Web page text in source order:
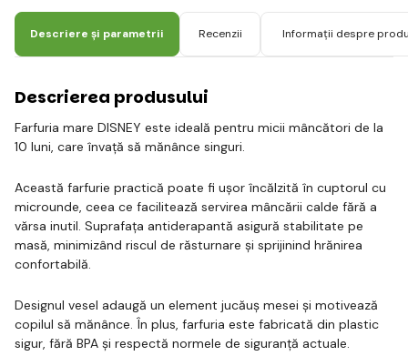
Descriere și parametrii Recenzii Informații despre
Descrierea produsului
Farfuria mare DISNEY este ideală pentru micii mâncători de la
10 luni, care învață să mănânce singuri.
Această farfurie practică poate fi ușor încălzită în cuptorul cu
microunde, ceea ce facilitează servirea mâncării calde fără a
vărsa inutil. Suprafața antiderapantă asigură stabilitate pe
masă, minimizând riscul de răsturnare și sprijinind hrănirea
confortabilă.
Designul vesel adaugă un element jucăuș mesei și motivează
copilul să mănânce. În plus, farfuria este fabricată din plastic
sigur, fără BPA și respectă normele de siguranță actuale.